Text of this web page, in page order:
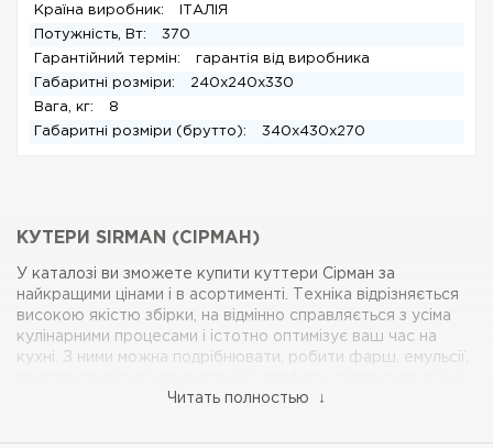
Країна виробник:
ІТАЛІЯ
Потужність, Вт:
370
Гарантійний термін:
гарантія від виробника
Габаритні розміри:
240x240x330
Вага, кг:
8
Габаритні розміри (брутто):
340x430x270
КУТЕРИ SIRMAN (СІРМАН)
У каталозі ви зможете купити куттери Сірман за
найкращими цінами і в асортименті. Техніка відрізняється
високою якістю збірки, на відмінно справляється з усіма
кулінарними процесами і істотно оптимізує ваш час на
кухні. З ними можна подрібнювати, робити фарш, емульсії,
Переваги куттера Sirman (Сірман)
Читать полностью ↓